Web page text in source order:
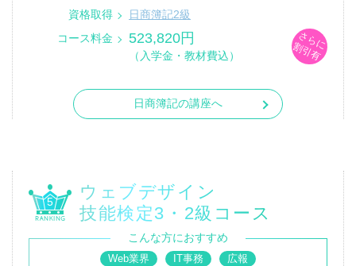
資格取得
日商簿記2級
コース料金
523,820円
（入学金・教材費込）
さらに
割引有
日商簿記の講座へ
5
ウェブデザイン
技能検定3・2級コース
こんな方におすすめ
Web業界 IT事務 広報